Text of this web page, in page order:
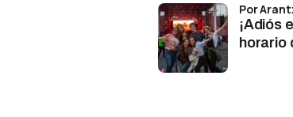
¡Adiós
horario
por